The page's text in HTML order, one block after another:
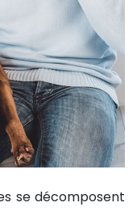
se décomposent